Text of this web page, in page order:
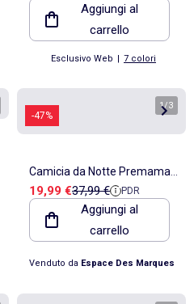
Aggiungi al
carrello
Esclusivo Web | 7 colori
-47%
1/3
Camicia da Notte Premaman
Mamalicious
Prezzo di vendita
19,99 €Prezzo di riferimento
37,99 € PDR
Aggiungi al
carrello
Venduto da Espace Des Marques